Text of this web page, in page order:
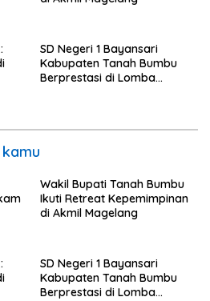
SD Negeri 1 Bayansari
Kabupaten Tanah Bumbu
Berprestasi di Lomba
Wakil Bupati Tanah Bumbu
Ikuti Retreat Kepemimpinan
di Akmil Magelang
SD Negeri 1 Bayansari
Kabupaten Tanah Bumbu
Berprestasi di Lomba